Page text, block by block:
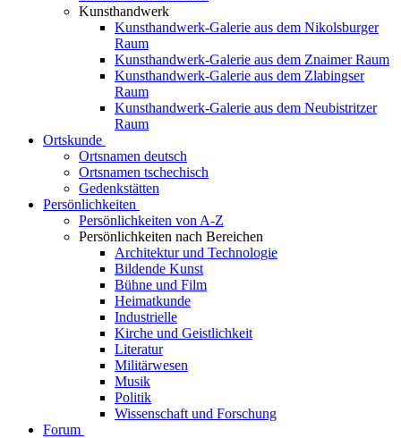
Kunsthandwerk
Kunsthandwerk-Galerie aus dem Nikolsburger
Raum
Kunsthandwerk-Galerie aus dem Znaimer Raum
Kunsthandwerk-Galerie aus dem Zlabingser
Raum
Kunsthandwerk-Galerie aus dem Neubistritzer
Raum
Ortskunde
Ortsnamen deutsch
Ortsnamen tschechisch
Gedenkstätten
Persönlichkeiten
Persönlichkeiten von A-Z
Persönlichkeiten nach Bereichen
Architektur und Technologie
Bildende Kunst
Bühne und Film
Heimatkunde
Industrielle
Kirche und Geistlichkeit
Literatur
Militärwesen
Musik
Politik
Wissenschaft und Forschung
Forum